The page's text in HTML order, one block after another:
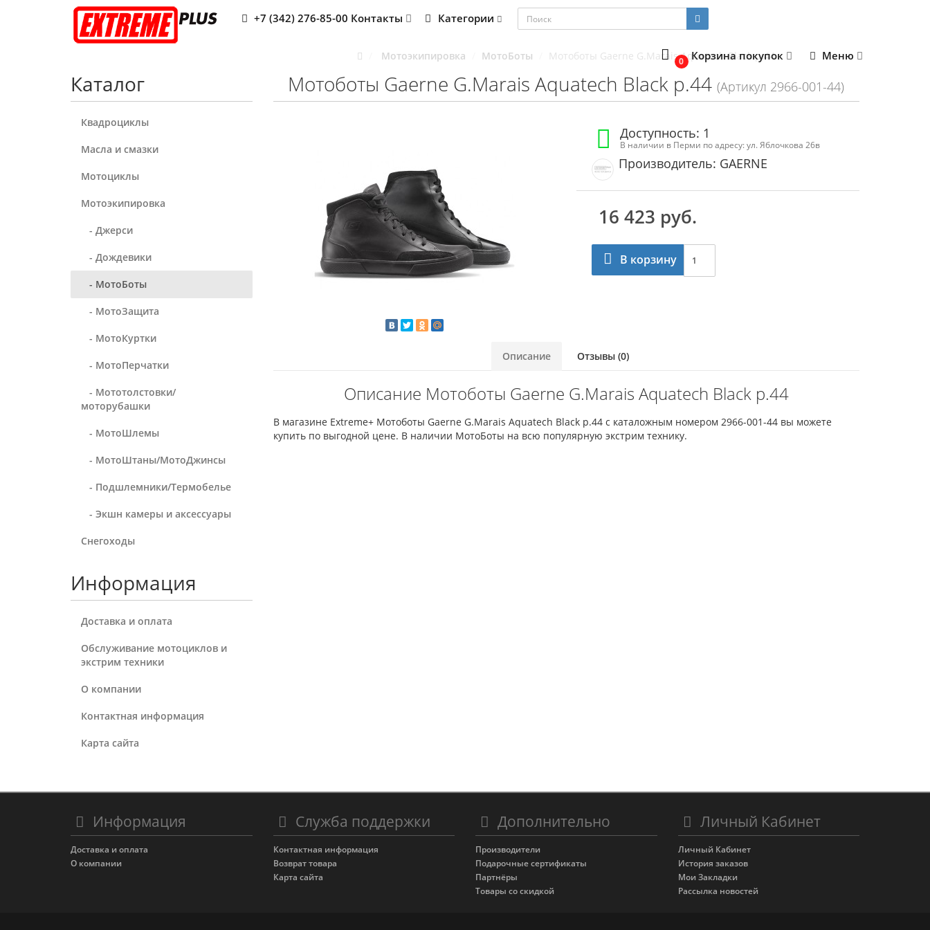
+7 (342) 276-85-00 Контакты Категории
0 Корзина покупок Меню
Каталог
Квадроциклы
Масла и смазки
Мотоциклы
Мотоэкипировка
- Джерси
- Дождевики
- МотоБоты
- МотоЗащита
- МотоКуртки
- МотоПерчатки
- Мототолстовки/
моторубашки
- МотоШлемы
- МотоШтаны/МотоДжинсы
- Подшлемники/Термобелье
- Экшн камеры и аксессуары
Снегоходы
Информация
Доставка и оплата
Обслуживание мотоциклов и
экстрим техники
О компании
Контактная информация
Карта сайта
Мотоэкипировка МотоБоты Мотоботы Gaerne G.Marais Aquatech Black р.44
Мотоботы Gaerne G.Marais Aquatech Black р.44 (Артикул 2966-001-44)
Доступность: 1
В наличии в Перми по адресу: ул. Яблочкова 26в
Производитель: GAERNE
16 423 руб.
В корзину
Описание Отзывы (0)
Описание Мотоботы Gaerne G.Marais Aquatech Black р.44
В магазине Extreme+ Мотоботы Gaerne G.Marais Aquatech Black р.44 с каталожным номером 2966-001-44 вы можете
купить по выгодной цене. В наличии МотоБоты на всю популярную экстрим технику.
Информация
Доставка и оплата
О компании
Служба поддержки
Контактная информация
Возврат товара
Карта сайта
Дополнительно
Производители
Подарочные сертификаты
Партнёры
Товары со скидкой
Личный Кабинет
Личный Кабинет
История заказов
Мои Закладки
Рассылка новостей